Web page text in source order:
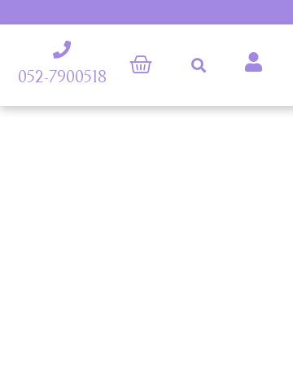
052-7900518